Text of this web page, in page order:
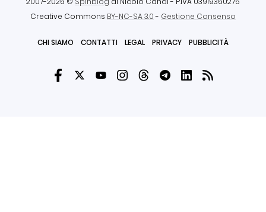
Creative Commons BY-NC-SA 3.0- Gestione Consenso
CHI SIAMO CONTATTI LEGAL PRIVACY PUBBLICITÀ